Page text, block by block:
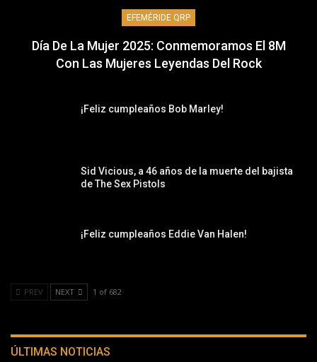
EFEMÉRIDE QRP
Día De La Mujer 2025: Conmemoramos El 8M
Con Las Mujeres Leyendas Del Rock
¡Feliz cumpleaños Bob Marley!
Sid Vicious, a 46 años de la muerte del bajista
de The Sex Pistols
¡Feliz cumpleaños Eddie Van Halen!
PREV NEXT 1 of 682
ÚLTIMAS NOTICIAS